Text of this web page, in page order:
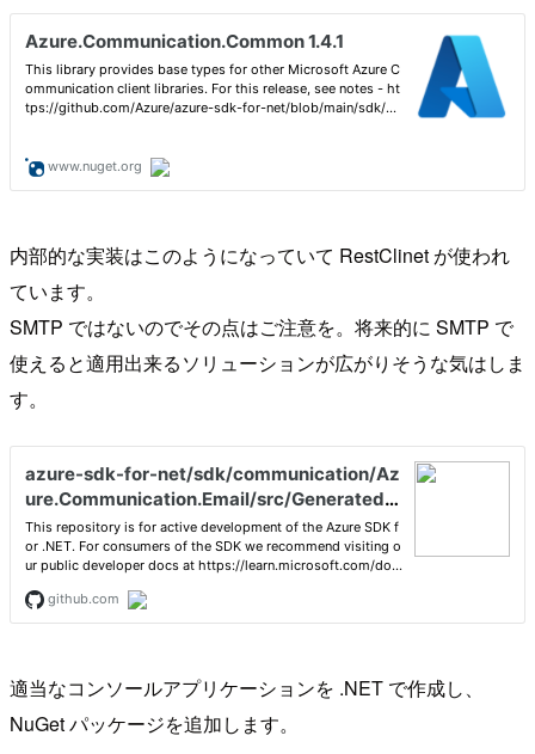
内部的な実装はこのようになっていて RestClinet が使われ
ています。
SMTP ではないのでその点はご注意を。将来的に SMTP で
使えると適用出来るソリューションが広がりそうな気はしま
す。
適当なコンソールアプリケーションを .NET で作成し、
NuGet パッケージを追加します。